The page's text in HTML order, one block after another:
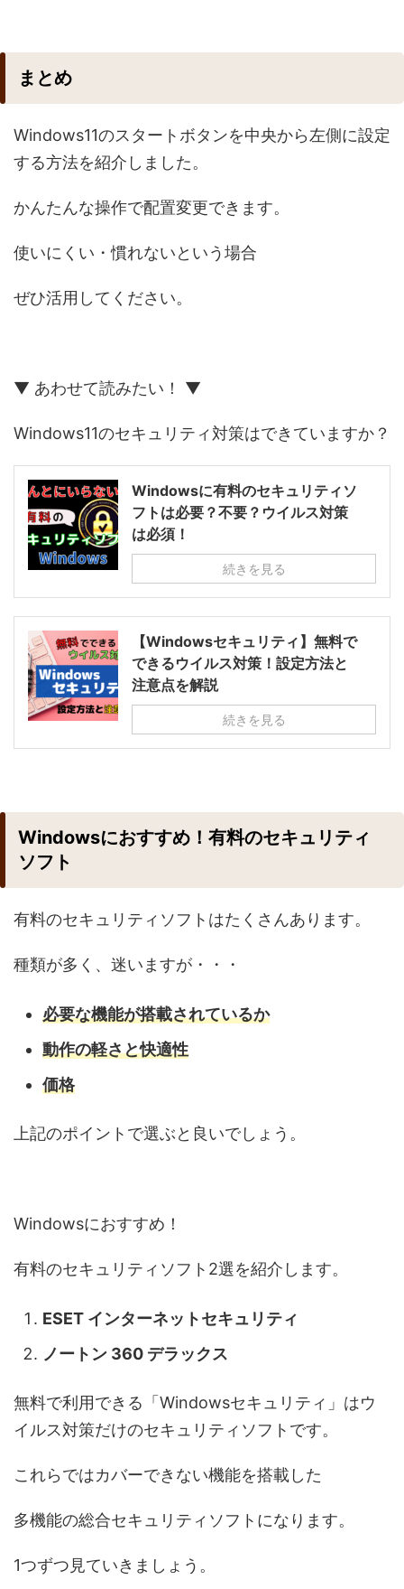
まとめ
Windows11のスタートボタンを中央から左側に設定
する方法を紹介しました。
かんたんな操作で配置変更できます。
使いにくい・慣れないという場合
ぜひ活用してください。
▼ あわせて読みたい！ ▼
Windows11のセキュリティ対策はできていますか？
Windowsに有料のセキュリティソ
フトは必要？不要？ウイルス対策
は必須！
続きを見る
【Windowsセキュリティ】無料で
できるウイルス対策！設定方法と
注意点を解説
続きを見る
Windowsにおすすめ！有料のセキュリティ
ソフト
有料のセキュリティソフトはたくさんあります。
種類が多く、迷いますが・・・
必要な機能が搭載されているか
動作の軽さと快適性
価格
上記のポイントで選ぶと良いでしょう。
Windowsにおすすめ！
有料のセキュリティソフト2選を紹介します。
ESET インターネットセキュリティ
ノートン 360 デラックス
無料で利用できる「Windowsセキュリティ」はウ
イルス対策だけのセキュリティソフトです。
これらではカバーできない機能を搭載した
多機能の総合セキュリティソフトになります。
1つずつ見ていきましょう。